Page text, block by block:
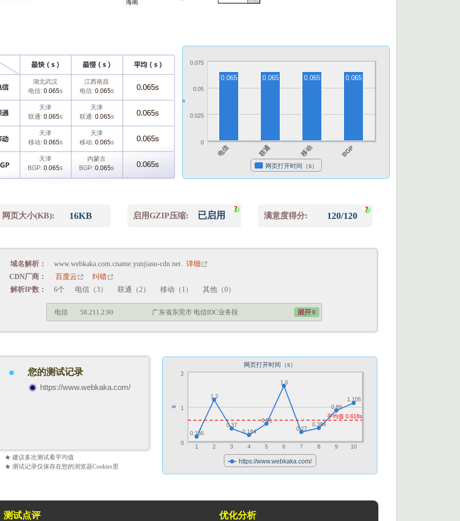
海南
湖北武汉
电信: 0.065s
江西南昌
电信: 0.065s 0.065s
天津
联通: 0.065s
天津
联通: 0.065s 0.065s
天津
移动: 0.065s
天津
移动: 0.065s 0.065s
天津
BGP: 0.065s
内蒙古
BGP: 0.065s 0.065s
s
0.065 0.065 0.065 0.065
网页打开时间（s）
电信 联通 移动 BGP
0
0.025
0.05
0.075
网页大小(KB): 16KB 启用GZIP压缩: 已启用 满意度得分: 120/120
域名解析：
CDN厂商：
解析IP数：
www.webkaka.com.cname.yunjiasu-cdn.net. 详细
百度云
纠错
6个
电信（3） 联通（2） 移动（1） 其他（0）
电信 58.211.2.90
广东省东莞市 电信IDC业务段
联通
157.255.26.90
广东省广州市 百度云加速联通
移动
111.32.135.90 天津市 移动
您的测试记录
https://www.webkaka.com/
s
网页打开时间（s）
平均值 0.618s
0.136
1.2
0.37
0.184
0.51
1.6
0.27
0.384
0.89
1.105
https://www.webkaka.com/
1 2 3 4 5 6 7 8 9 10
0
1
2
★ 建议多次测试看平均值
★ 测试记录仅保存在您的浏览器Cookies里
测试点评 优化分析